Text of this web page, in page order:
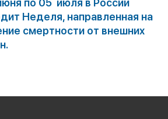
по 05 июля в России
Неделя, направленная на
смертности от внешних